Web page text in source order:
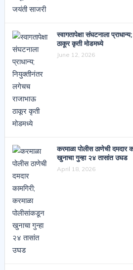
स्वागतापेक्षा संघटनाला
ठाकूर कृती मोडमध्ये
June 12, 2026
करमाळा पोलीस ठाणेची दमदार
खुनाचा गुन्हा २४ तासांत उघड
April 18, 2026